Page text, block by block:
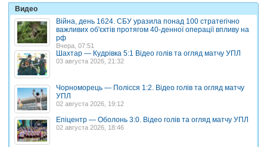
Видео
Війна, день 1624. СБУ уразила понад 100 стратегічно
важливих об'єктів протягом 40-денної операції впливу на
рф
Вчера, 07:51
Шахтар — Кудрівка 5:1 Відео голів та огляд матчу УПЛ
03 августа 2026, 21:32
Чорноморець — Полісся 1:2. Відео голів та огляд матчу
УПЛ
02 августа 2026, 19:12
Епіцентр — Оболонь 3:0. Відео голів та огляд матчу УПЛ
02 августа 2026, 18:46